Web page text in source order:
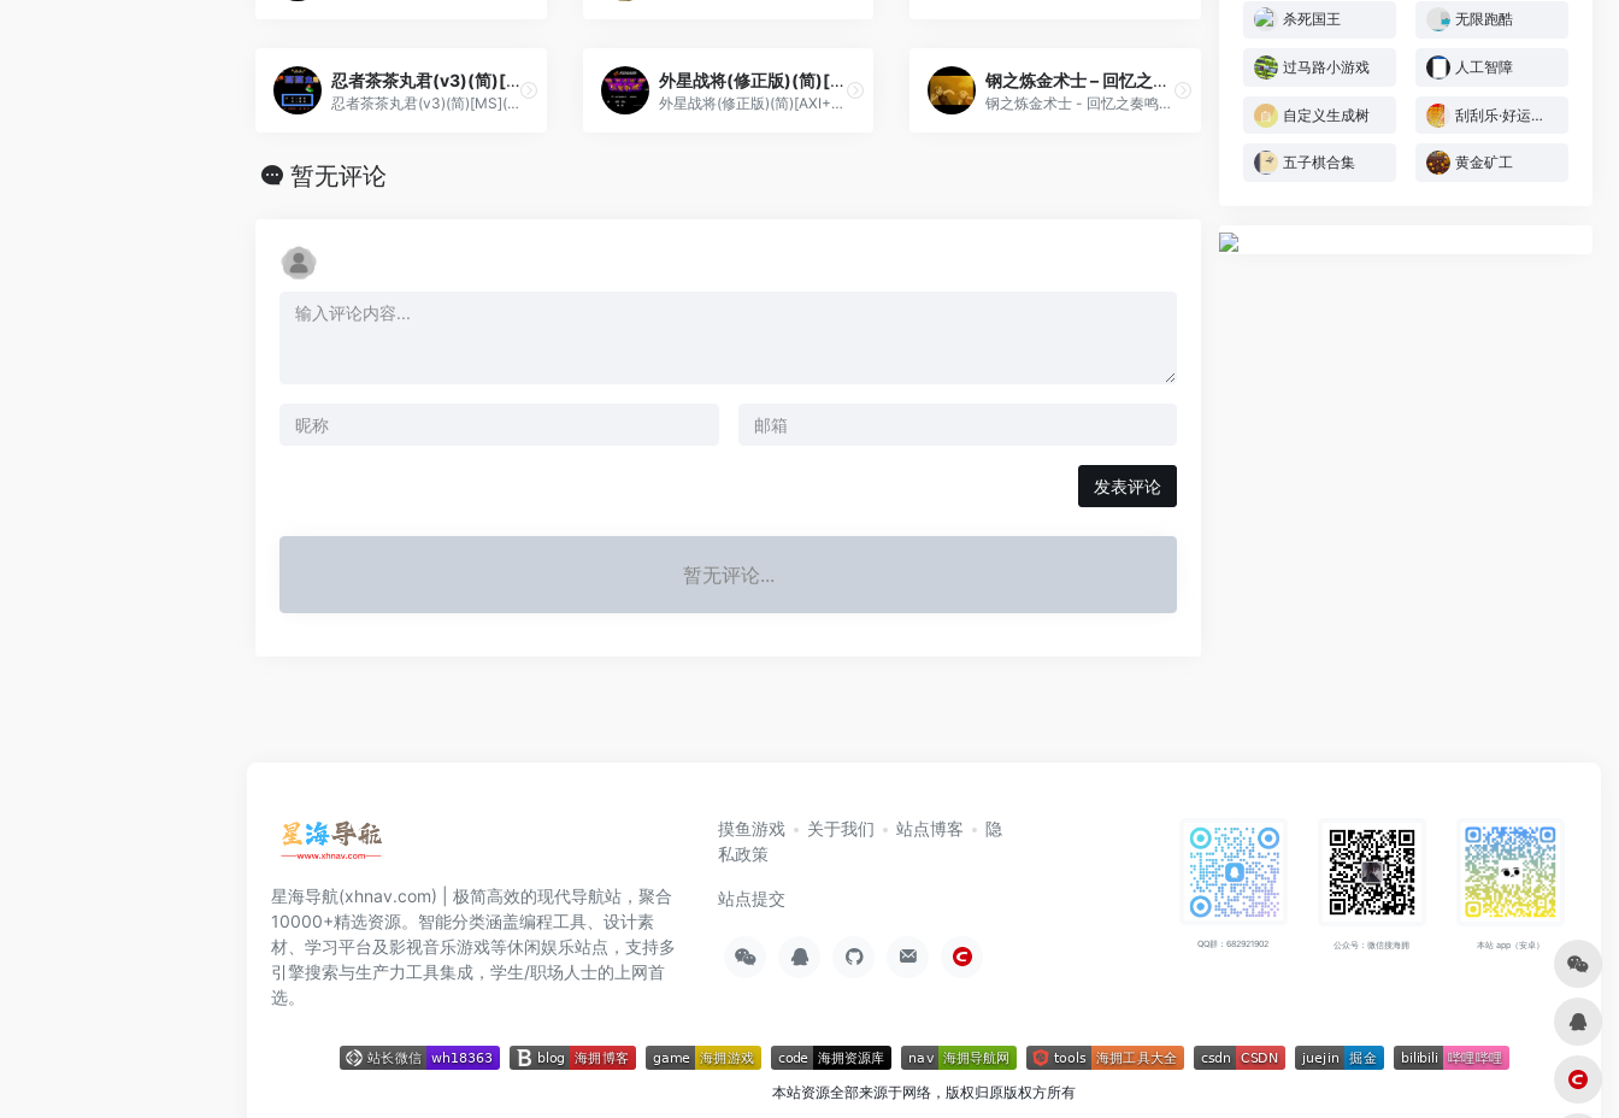
忍者茶茶丸君(v3)(简)[MS](JP)[ACT](0.25Mb)
忍者茶茶丸君(v3)(简)[MS](JP)[ACT](0.25Mb)
外星战将(修正版)(简)[AXI+庞先生](JP)[ACT](3.25Mb)
外星战将(修正版)(简)[AXI+庞先生](JP)[ACT](3.25Mb)
钢之炼金术士 – 回忆之奏鸣曲[第三世纪](简)(JP)(65.77Mb)
钢之炼金术士 - 回忆之奏鸣曲[第三世纪](简)(JP)(65.77Mb)
暂无评论
发表评论
暂无评论...
杀死国王 无限跑酷
过马路小游戏 人工智障
自定义生成树 刮刮乐·好运十倍
五子棋合集 黄金矿工
星海导航(xhnav.com) | 极简高效的现代导航站，聚合
10000+精选资源。智能分类涵盖编程工具、设计素
材、学习平台及影视音乐游戏等休闲娱乐站点，支持多
引擎搜索与生产力工具集成，学生/职场人士的上网首
选。
摸鱼游戏 关于我们 站点博客
隐
私政策
站点提交
QQ群：682921902 公众号：微信搜海拥 本站 app（安卓）
本站资源全部来源于网络，版权归原版权方所有